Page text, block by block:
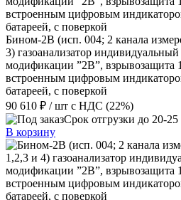
Бином-2В (исп. 004; 2 канала
3) газоанализатор
модификации ”2В”, взрывозащита
встроенным цифровым
батареей, с поверкой
90 610 ₽ / шт с НДС (22%)
Срок отгрузки до 20-
В корзину